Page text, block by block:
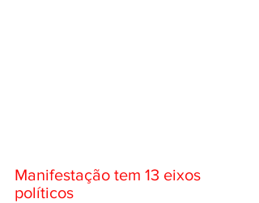
Manifestação tem 13 eixos
políticos